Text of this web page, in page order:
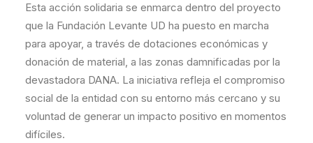
Esta acción solidaria se enmarca dentro del proyecto
que la Fundación Levante UD ha puesto en marcha
para apoyar, a través de dotaciones económicas y
donación de material, a las zonas damnificadas por la
devastadora DANA. La iniciativa refleja el compromiso
social de la entidad con su entorno más cercano y su
voluntad de generar un impacto positivo en momentos
difíciles.